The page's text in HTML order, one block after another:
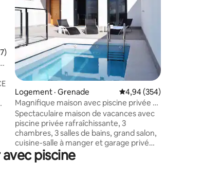
de 4,93 sur 5, 227 commentaires
Logement · Grenade Note moyenne de
4,94 (354)
Magnifique maison avec piscine privée à
Grenade
Spectaculaire maison de vacances avec
piscine privée rafraîchissante, 3
chambres, 3 salles de bains, grand salon,
cuisine-salle à manger et garage privé
pour 3 voitures. Située dans l'un des
quartiers les plus exclusifs de la ville, elle
piscine